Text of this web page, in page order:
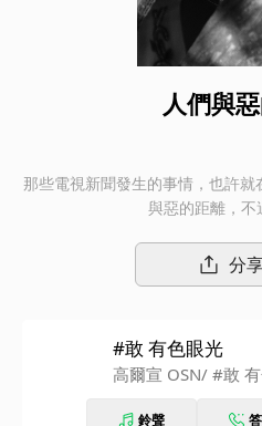
人們與
那些電視新聞發生的事情，也許
與惡的距離，不
分
#敢 有色眼光
高爾宣 OSN/ #敢
鈴聲